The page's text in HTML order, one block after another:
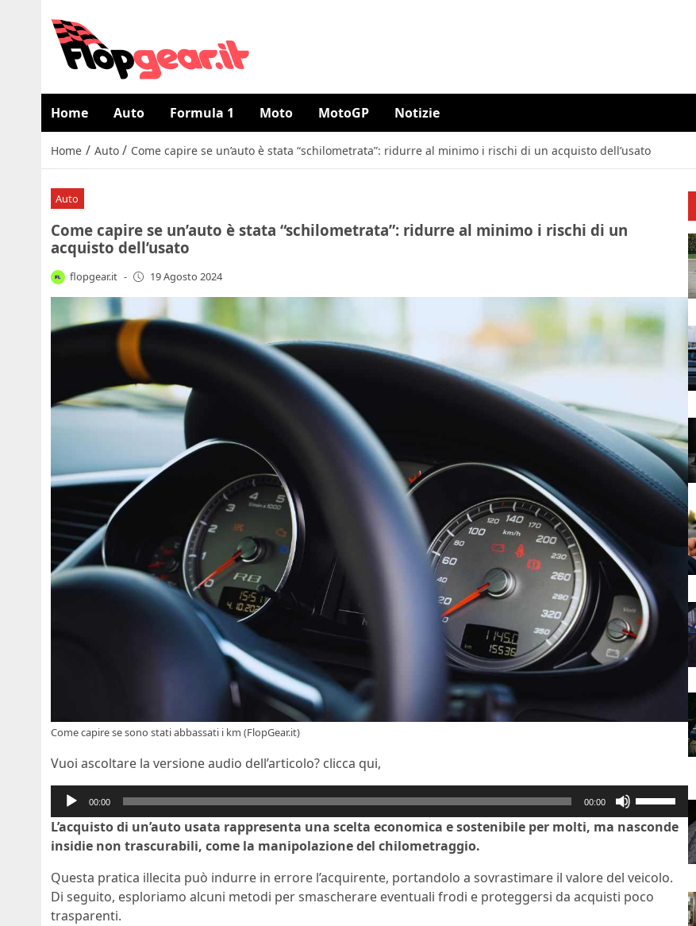
Home Auto Formula 1 Moto MotoGP Notizie
Home / Auto / Come capire se un’auto è stata “schilometrata”: ridurre al minimo i rischi di un acquisto dell’usato
Auto
Come capire se un’auto è stata “schilometrata”: ridurre al minimo i rischi di un
acquisto dell’usato
flopgear.it - 19 Agosto 2024
Come capire se sono stati abbassati i km (FlopGear.it)
Vuoi ascoltare la versione audio dell’articolo? clicca qui,
Audio
Player
00:00 00:00
tasti
su/giù
aumentare
L’acquisto di un’auto usata rappresenta una scelta economica e sostenibile per molti, ma nasconde
insidie non trascurabili, come la manipolazione del chilometraggio.
Questa pratica illecita può indurre in errore l’acquirente, portandolo a sovrastimare il valore del veicolo.
Di seguito, esploriamo alcuni metodi per smascherare eventuali frodi e proteggersi da acquisti poco
trasparenti.